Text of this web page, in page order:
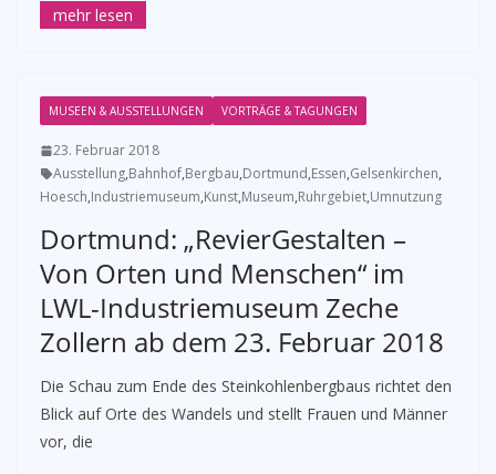
MUSEEN & AUSSTELLUNGEN VORTRÄGE & TAGUNGEN
23. Februar 2018
Ausstellung,Bahnhof,Bergbau,Dortmund,Essen,Gelsenkirchen,
Hoesch,Industriemuseum,Kunst,Museum,Ruhrgebiet,Umnutzung
Dortmund: „RevierGestalten –
Von Orten und Menschen“ im
LWL-Industriemuseum Zeche
Zollern ab dem 23. Februar 2018
Die Schau zum Ende des Steinkohlenbergbaus richtet den
Blick auf Orte des Wandels und stellt Frauen und Männer
vor, die